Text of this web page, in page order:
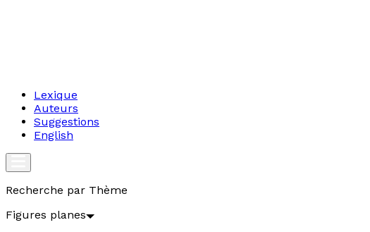
Lexique
Auteurs
Suggestions
English
Recherche par Thème
Figures planes